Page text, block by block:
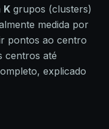
K grupos (clusters)
medida por
pontos ao centro
centros até
explicado